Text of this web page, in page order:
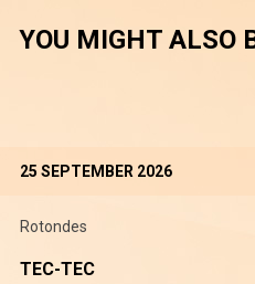
YOU MIGHT ALSO
25 SEPTEMBER 2026
Rotondes
TEC-TEC